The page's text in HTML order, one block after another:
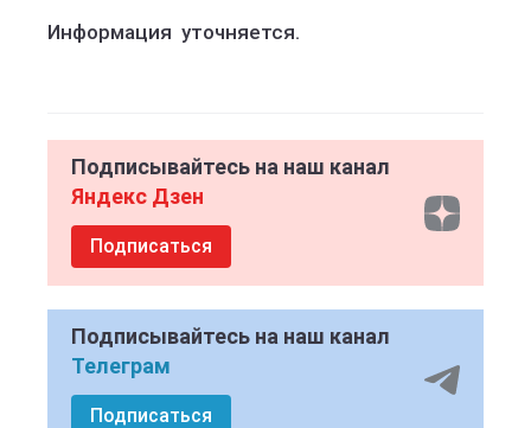
Информация уточняется.
Подписывайтесь на наш канал
Яндекс Дзен
Подписаться
Подписывайтесь на наш канал
Телеграм
Подписаться